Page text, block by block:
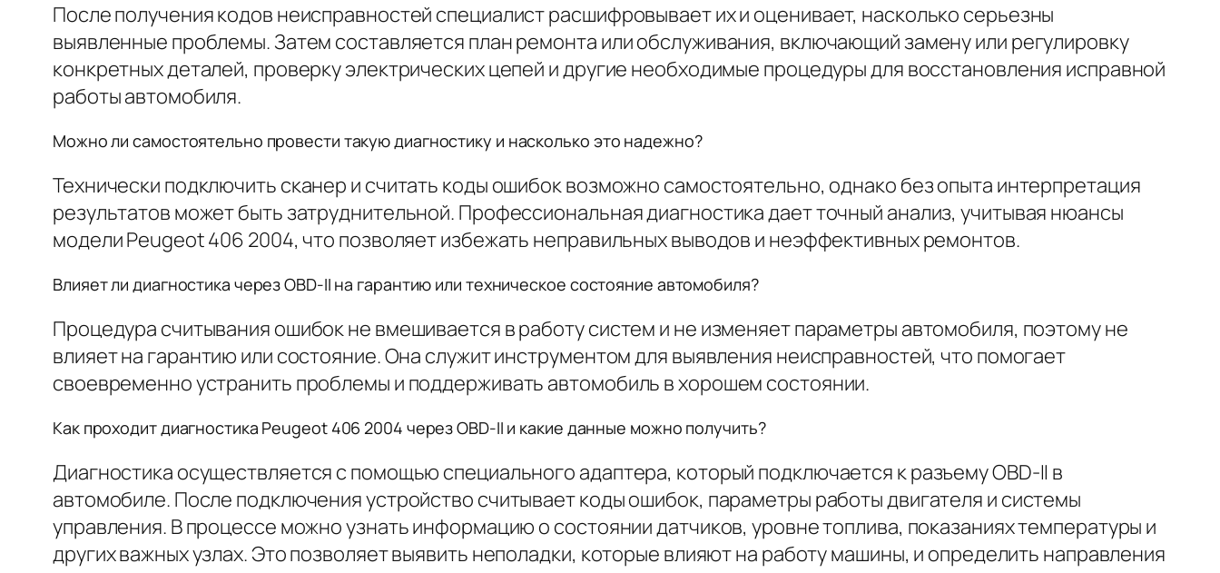
После получения кодов неисправностей специалист расшифровывает их и оценивает, насколько серьезны
выявленные проблемы. Затем составляется план ремонта или обслуживания, включающий замену или регулировку
конкретных деталей, проверку электрических цепей и другие необходимые процедуры для восстановления исправной
работы автомобиля.
Можно ли самостоятельно провести такую диагностику и насколько это надежно?
Технически подключить сканер и считать коды ошибок возможно самостоятельно, однако без опыта интерпретация
результатов может быть затруднительной. Профессиональная диагностика дает точный анализ, учитывая нюансы
модели Peugeot 406 2004, что позволяет избежать неправильных выводов и неэффективных ремонтов.
Влияет ли диагностика через OBD-II на гарантию или техническое состояние автомобиля?
Процедура считывания ошибок не вмешивается в работу систем и не изменяет параметры автомобиля, поэтому не
влияет на гарантию или состояние. Она служит инструментом для выявления неисправностей, что помогает
своевременно устранить проблемы и поддерживать автомобиль в хорошем состоянии.
Как проходит диагностика Peugeot 406 2004 через OBD-II и какие данные можно получить?
Диагностика осуществляется с помощью специального адаптера, который подключается к разъему OBD-II в
автомобиле. После подключения устройство считывает коды ошибок, параметры работы двигателя и системы
управления. В процессе можно узнать информацию о состоянии датчиков, уровне топлива, показаниях температуры и
других важных узлах. Это позволяет выявить неполадки, которые влияют на работу машины, и определить направления